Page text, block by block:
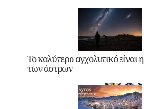
Το καλύτερο αγχολυτικό
των άστρων